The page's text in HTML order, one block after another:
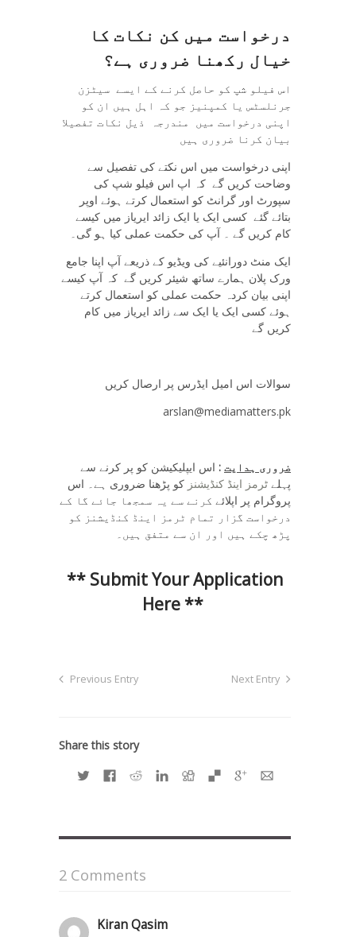
درخواست میں کن نکات کا
خیال رکھنا ضروری ہے؟
اس فیلو شپ کو حاصل کرنے کے ایسے سیٹزن
جرنلسٹس یا کمپنیز جو کہ اہل ہیں ان کو
اپنی درخواست میں مندرجہ ذیل نکات تفصیلا
بیان کرنا ضروری ہیں
اپنی درخواست میں اس نکتے کی تفصیل سے
وضاحت کریں گے کہ اپ اس فیلو شپ کی
سپورٹ اور گرانٹ کو استعمال کرتے ہوئے اوپر
بتائے گئے کسی ایک یا ایک زائد ایریاز میں کیسے
کام کریں گے ۔ آپ کی حکمت عملی کیا ہو گی۔
ایک منٹ دورانئیے کی ویڈیو کے ذریعے آپ اپنا جامع
ورک پلان ہمارے ساتھ شیئر کریں گے کہ آپ کیسے
اپنی بیان کردہ حکمت عملی کو استعمال کرتے
ہوئے کسی ایک یا ایک سے زائد ایریاز میں کام
کریں گے
سوالات اس امیل ایڈرس پر ارصال کریں
arslan@mediamatters.pk
ضروری ہدایت : اس ایپلیکیشن کو پر کرنے سے
پہلے ٹرمز اینڈ کنڈیشنز کو پڑھنا ضروری ہے۔ اس
پروگرام پر اپلائے کرنے سے یہ سمجھا جائے گا کے
درخواست گزار تمام ٹرمز اینڈ کنڈیشنز کو
پڑھ چکے ہیں اور ان سے متفق ہیں۔
** Submit Your Application
Here **
Previous Entry Next Entry
Share this story
2 Comments
Kiran Qasim